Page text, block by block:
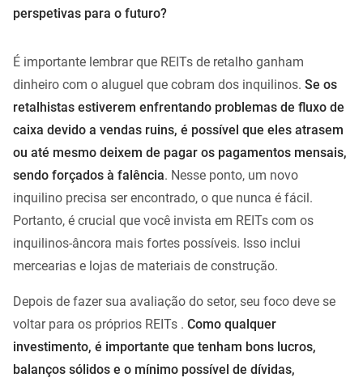
perspetivas para o futuro?
É importante lembrar que REITs de retalho ganham
dinheiro com o aluguel que cobram dos inquilinos. Se os
retalhistas estiverem enfrentando problemas de fluxo de
caixa devido a vendas ruins, é possível que eles atrasem
ou até mesmo deixem de pagar os pagamentos mensais,
sendo forçados à falência. Nesse ponto, um novo
inquilino precisa ser encontrado, o que nunca é fácil.
Portanto, é crucial que você invista em REITs com os
inquilinos-âncora mais fortes possíveis. Isso inclui
mercearias e lojas de materiais de construção.
Depois de fazer sua avaliação do setor, seu foco deve se
voltar para os próprios REITs . Como qualquer
investimento, é importante que tenham bons lucros,
balanços sólidos e o mínimo possível de dívidas,